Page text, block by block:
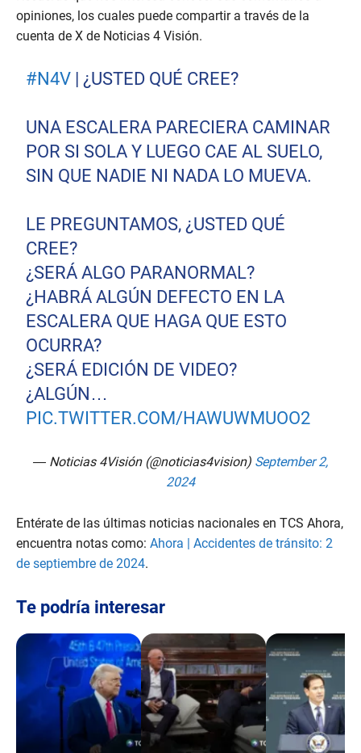
opiniones, los cuales puede compartir a través de la
cuenta de X de Noticias 4 Visión.
#N4V | ¿USTED QUÉ CREE?
UNA ESCALERA PARECIERA CAMINAR
POR SI SOLA Y LUEGO CAE AL SUELO,
SIN QUE NADIE NI NADA LO MUEVA.
LE PREGUNTAMOS, ¿USTED QUÉ
CREE?
¿SERÁ ALGO PARANORMAL?
¿HABRÁ ALGÚN DEFECTO EN LA
ESCALERA QUE HAGA QUE ESTO
OCURRA?
¿SERÁ EDICIÓN DE VIDEO?
¿ALGÚN…
PIC.TWITTER.COM/HAWUWMUOO2
— Noticias 4Visión (@noticias4vision) September 2,
2024
Entérate de las últimas noticias nacionales en TCS Ahora,
encuentra notas como: Ahora | Accidentes de tránsito: 2
de septiembre de 2024.
Te podría interesar